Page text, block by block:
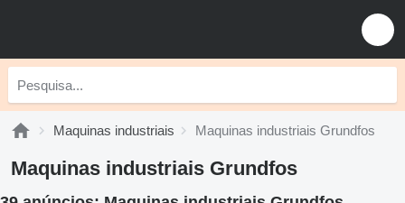
Maquinas industriais Maquinas industriais Grundfos
Maquinas industriais Grundfos